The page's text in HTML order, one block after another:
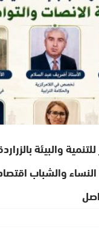
والبيئة
والشباب